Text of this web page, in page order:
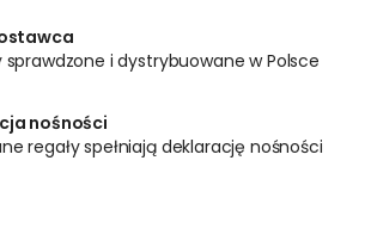
sprawdzone i dystrybuowane w Polsce
nośności
regały spełniają deklarację nośności